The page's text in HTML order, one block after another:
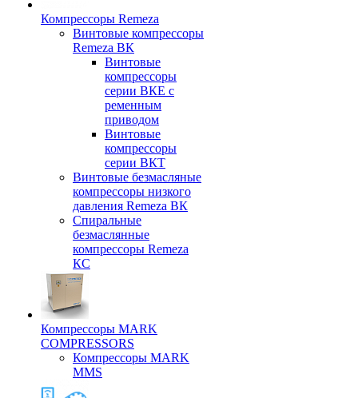
Компрессоры Remeza
Винтовые компрессоры
Remeza ВК
Винтовые
компрессоры
серии ВКЕ с
ременным
приводом
Винтовые
компрессоры
серии ВКТ
Винтовые безмасляные
компрессоры низкого
давления Remeza ВК
Спиральные
безмаслянные
компрессоры Remeza
КС
Компрессоры MARK
COMPRESSORS
Компрессоры MARK
MMS